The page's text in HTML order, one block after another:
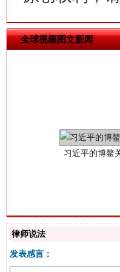
全球视频图文新闻
律师说法
发表感言：